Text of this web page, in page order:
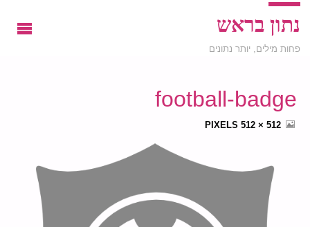
נתון בראש
פחות מילים, יותר נתונים
football-badge
FULL
512 × 512
PIXELS